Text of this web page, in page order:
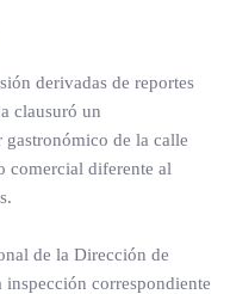
derivadas de reportes
clausuró un
de la calle
comercial diferente al
de la Dirección de
correspondiente